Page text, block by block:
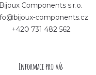
Bijoux Components s.r.o.
components.cz
+420 731 482 562
Informace pro vás